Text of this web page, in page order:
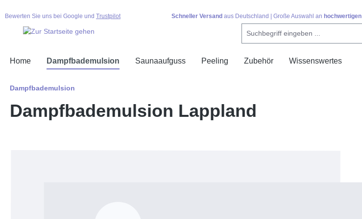
Bewerten Sie uns bei Google und Trustpilot Schneller Versand aus Deutschland | Große Auswahl an hochwertigen
Home Dampfbademulsion Saunaaufguss Peeling Zubehör Wissenswertes
Dampfbademulsion
Dampfbademulsion Lappland